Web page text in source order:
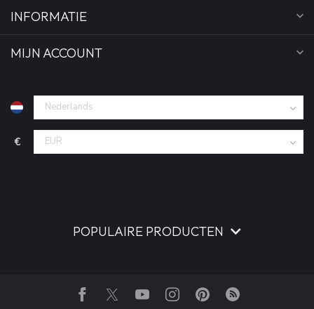
INFORMATIE
MIJN ACCOUNT
€
POPULAIRE PRODUCTEN